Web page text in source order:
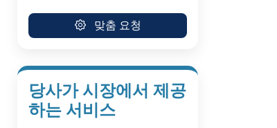
맞춤 요청
당사가 시장에서 제공
하는 서비스